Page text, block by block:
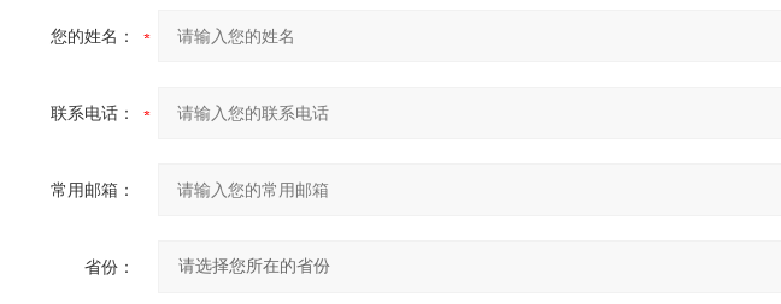
您的姓名：
联系电话：
常用邮箱：
省份：